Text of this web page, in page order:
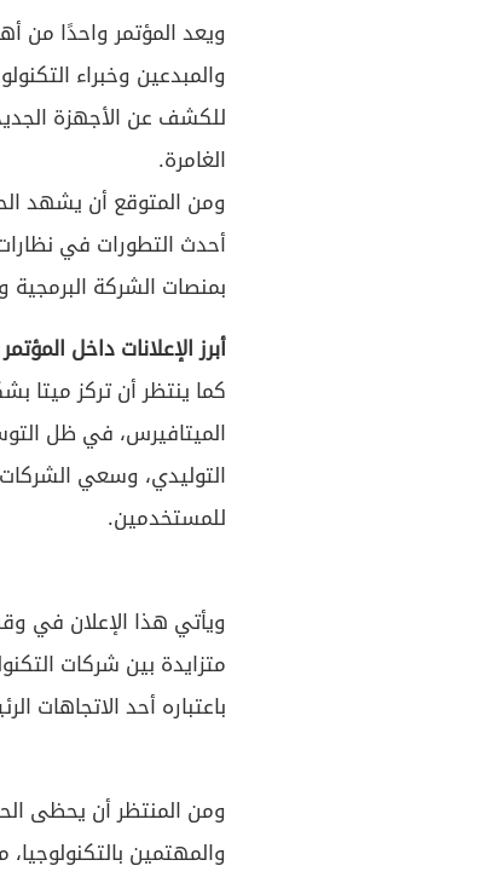
ويعد المؤتمر واحدًا من
والمبدعين وخبراء
للكشف عن الأجهزة
الغامرة.
ومن المتوقع أن يشهد
أحدث التطورات في
بمنصات الشركة
أبرز الإعلانات داخل المؤتمر
كما ينتظر أن تركز ميتا
الميتافيرس، في ظل
التوليدي، وسعي الشركات
للمستخدمين.
ويأتي هذا الإعلان في
متزايدة بين شركات
باعتباره أحد الاتجاهات
ومن المنتظر أن يحظى
والمهتمين